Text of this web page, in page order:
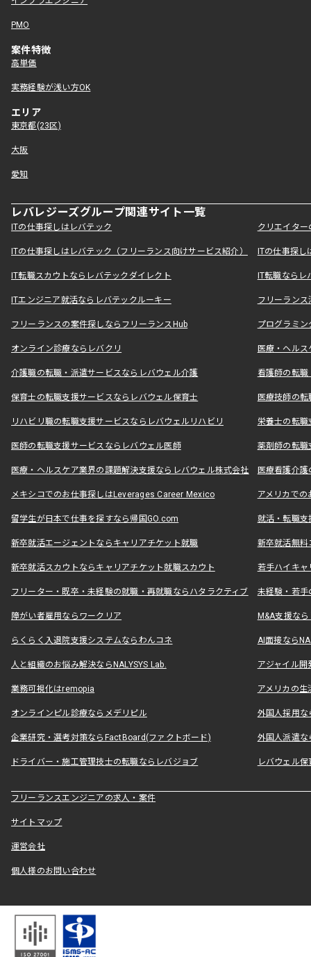
PMO
案件特徴
高単価
実務経験が浅い方OK
エリア
東京都(23区)
大阪
愛知
レバレジーズグループ関連サイト一覧
ITの仕事探しはレバテック クリエイタ
ITの仕事探しはレバテック（フリーランス向けサービス紹介） ITの仕事探
IT転職スカウトならレバテックダイレクト IT転職なら
ITエンジニア就活ならレバテックルーキー フリーラン
フリーランスの案件探しならフリーランスHub プログラミ
オンライン診療ならレバクリ 医療・ヘル
介護職の転職・派遣サービスならレバウェル介護 看護師の転
保育士の転職支援サービスならレバウェル保育士 医療技師の
リハビリ職の転職支援サービスならレバウェルリハビリ 栄養士の転
医師の転職支援サービスならレバウェル医師 薬剤師の転
医療・ヘルスケア業界の課題解決支援ならレバウェル株式会社 医療看護介
メキシコでのお仕事探しはLeverages Career Mexico アメリカで
留学生が日本で仕事を探すなら帰国GO.com 就活・転職
新卒就活エージェントならキャリアチケット就職 新卒就活無料
新卒就活スカウトならキャリアチケット就職スカウト 若手ハイキ
フリーター・既卒・未経験の就職・再就職ならハタラクティブ 未経験・若手
障がい者雇用ならワークリア M&A支援な
らくらく入退院支援システムならわんコネ AI面接なら
人と組織のお悩み解決ならNALYSYS Lab. アジャイル
業務可視化はremopia アメリカの
オンラインピル診療ならメデリピル 外国人採用
企業研究・選考対策ならFactBoard(ファクトボード) 外国人派遣な
ドライバー・施工管理技士の転職ならレバジョブ レバウェル
フリーランスエンジニアの求人・案件
サイトマップ
運営会社
個人様のお問い合わせ